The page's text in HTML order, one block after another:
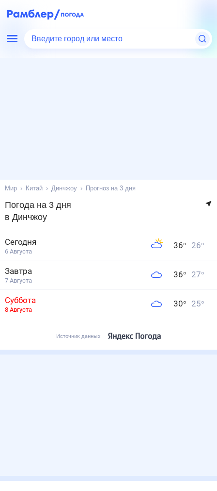
Введите город или место
Мир Китай Динчжоу Прогноз на 3 дня
Погода на 3 дня
в Динчжоу
Сегодня
6 Августа
36° 26°
Завтра
7 Августа
36° 27°
Суббота
8 Августа
30° 25°
Источник данных